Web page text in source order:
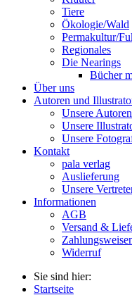
Tiere
Ökologie/Wald
Permakultur/
Regionales
Die Nearings
Bücher
Über uns
Autoren und
Unsere Autoren
Unsere
Unsere
Kontakt
pala verlag
Auslieferung
Unsere
Informationen
AGB
Versand &
Widerruf
Sie sind hier:
Startseite